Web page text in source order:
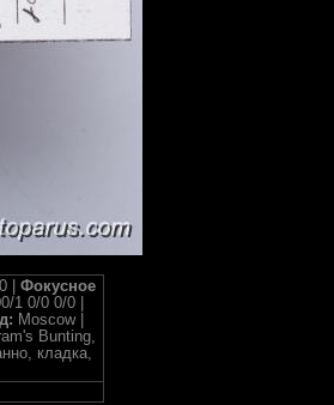
| Фокусное
1 0/0 0/0 |
Moscow |
Bunting,
кладка,